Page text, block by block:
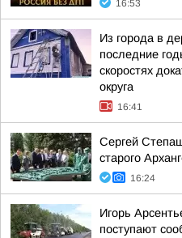
16:53
Из города в
последние
скоростях
округа
16:41
Сергей
старого
16:24
Игорь
поступают